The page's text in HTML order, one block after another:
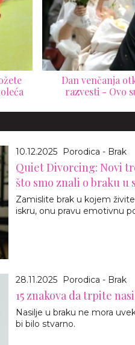
Dan venčanja
razvesti - Ovo
10.12.2025 Porodica - Brak
Quiet Divorcing: Novi
što smo znali o braku u
Zamislite brak u kojem
iskru, onu pravu emotivnu
28.11.2025 Porodica - Brak
15 znakova da trpite
Nasilje u braku ne mora
bi bilo stvarno.